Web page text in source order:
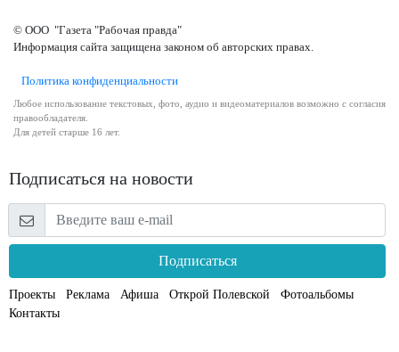
© ООО "Газета "Рабочая правда"
Информация сайта защищена законом об авторских правах.
Политика конфиденциальности
Любое использование текстовых, фото, аудио и видеоматериалов возможно с согласия
правообладателя.
Для детей старше 16 лет.
Подписаться на новости
Подписаться
Проекты Реклама Афиша Открой Полевской
Фотоальбомы
Контакты